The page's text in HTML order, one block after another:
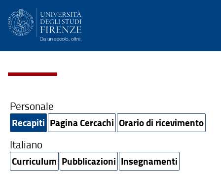
Personale
Recapiti Pagina Cercachi Orario di ricevimento
Italiano
Curriculum Pubblicazioni Insegnamenti